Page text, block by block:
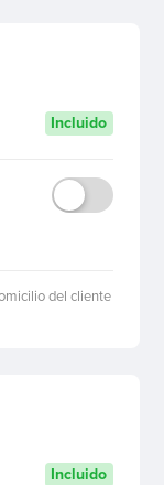
Incluido
del cliente
Incluido